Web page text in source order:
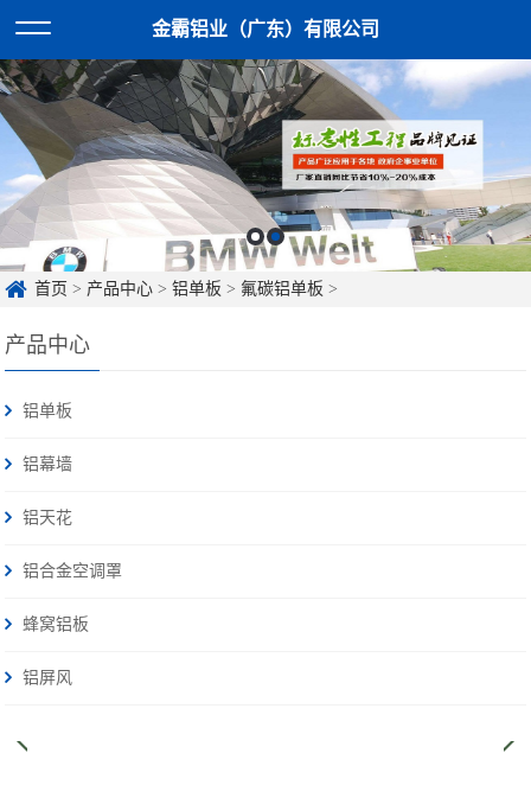
金霸铝业（广东）有限公司
首页 > 产品中心 >铝单板 > 氟碳铝单板 >
产品中心
铝单板
铝幕墙
铝天花
铝合金空调罩
蜂窝铝板
铝屏风